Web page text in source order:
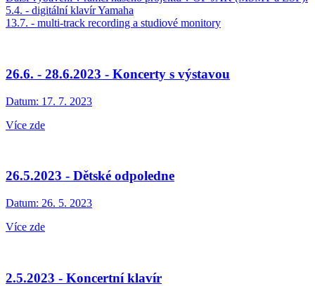
5.4. - digitální klavír Yamaha
13.7. - multi-track recording a studiové monitory
26.6. - 28.6.2023 - Koncerty s výstavou
Datum: 17. 7. 2023
Více zde
26.5.2023 - Dětské odpoledne
Datum: 26. 5. 2023
Více zde
2.5.2023 - Koncertní klavír